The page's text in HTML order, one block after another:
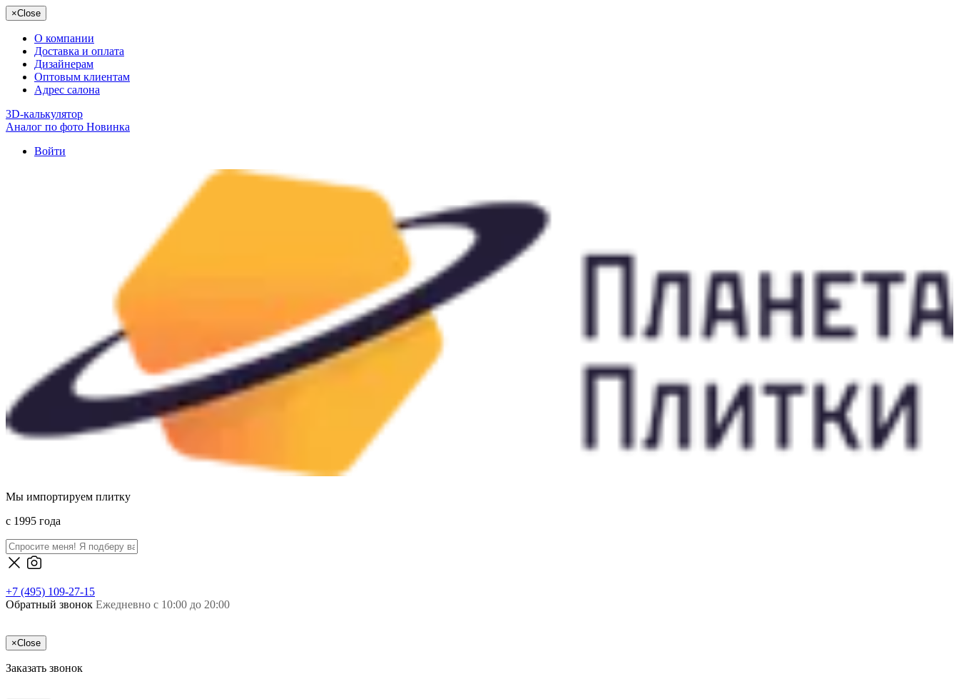
×Close
О компании
Доставка и оплата
Дизайнерам
Оптовым клиентам
Адрес салона
3D-калькулятор
Аналог по фото Новинка
Войти
Мы импортируем плитку
c 1995 года
+7 (495) 109-27-15
Обратный звонок Ежедневно с 10:00 до 20:00
×Close
Заказать звонок